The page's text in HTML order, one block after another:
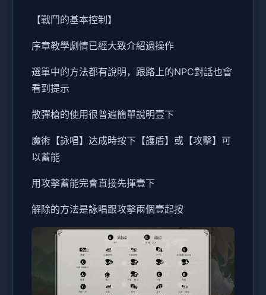
【戰鬥的基本控制】
序章教學劇情已經大致介紹過操作
選單中的方法都有說明，跟路上的NPC對話也會
看到提示
散彈槍的使用很普遍簡單說明壹下
魔術【詠唱】达成時按下【護盾】或【攻擊】可
以蓄能
用攻擊蓄能完會直接先揮壹下
解除的方法是詠唱跟攻擊兩個壹起按